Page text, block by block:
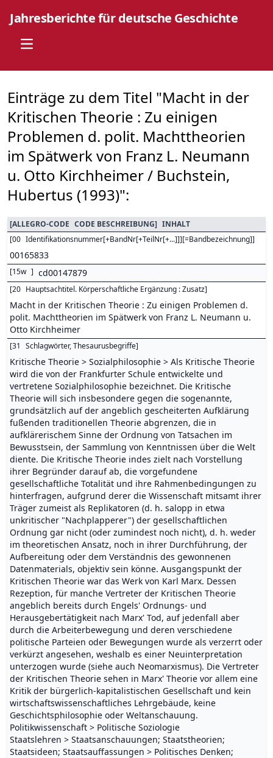
Jahresberichte für deutsche Geschichte
Open main menu
Einträge zu dem Titel "Macht in der
Kritischen Theorie : Zu einigen
Problemen d. polit. Machttheorien
im Spätwerk von Franz L. Neumann
u. Otto Kirchheimer / Buchstein,
Hubertus (1993)":
[ALLEGRO-CODE CODE BESCHREIBUNG] INHALT
[00 Identifikationsnummer[+BandNr[+TeilNr[+...]]][=Bandbezeichnung]]
00165833
[15w ] cd00147879
[20 Hauptsachtitel. Körperschaftliche Ergänzung : Zusatz]
Macht in der Kritischen Theorie : Zu einigen Problemen d.
polit. Machttheorien im Spätwerk von Franz L. Neumann u.
Otto Kirchheimer
[31 Schlagwörter, Thesaurusbegriffe]
Kritische Theorie > Sozialphilosophie > Als Kritische Theorie
wird die von der Frankfurter Schule entwickelte und
vertretene Sozialphilosophie bezeichnet. Die Kritische
Theorie will sich insbesondere gegen die sogenannte,
grundsätzlich auf der angeblich gescheiterten Aufklärung
fußenden traditionellen Theorie abgrenzen, die in
aufklärerischem Sinne der Ordnung von Tatsachen im
Bewusstsein, der Sammlung von Kenntnissen über die Welt
diente. Die Kritische Theorie indes zielt nach Vorstellung
ihrer Begründer darauf ab, die vorgefundene
gesellschaftliche Totalität und ihre Rahmenbedingungen zu
hinterfragen, aufgrund derer die Wissenschaft mitsamt ihrer
Träger zumeist als Replikatoren (d. h. salopp in etwa
unkritischer "Nachplapperer") der gesellschaftlichen
Ordnung gar nicht (oder zumindest noch nicht), d. h. weder
im theoretischen Ansatz, noch in ihrer Durchführung, der
Aufbereitung oder dem Verständnis des gewonnenen
Datenmaterials, objektiv sein könne. Ausgangspunkt der
Kritischen Theorie war das Werk von Karl Marx. Dessen
Rezeption, für manche Vertreter der Kritischen Theorie
angeblich bereits durch Engels' Ordnungs- und
Herausgebertätigkeit nach Marx' Tod, auf jedenfall aber
durch die Arbeiterbewegung und deren verschiedene
politische Parteien oder Bewegungen wurde als verzerrt oder
verkürzt angesehen, weshalb es einer Neuinterpretation
unterzogen wurde (siehe auch Neomarxismus). Die Vertreter
der Kritischen Theorie sehen in Marx' Theorie vor allem eine
Kritik der bürgerlich-kapitalistischen Gesellschaft und kein
wirtschaftswissenschaftliches Lehrgebäude, keine
Geschichtsphilosophie oder Weltanschauung.
Politikwissenschaft > Politische Soziologie
Staatslehren > Staatsanschauungen; Staatstheorien;
Staatsideen; Staatsauffassungen > Politisches Denken;